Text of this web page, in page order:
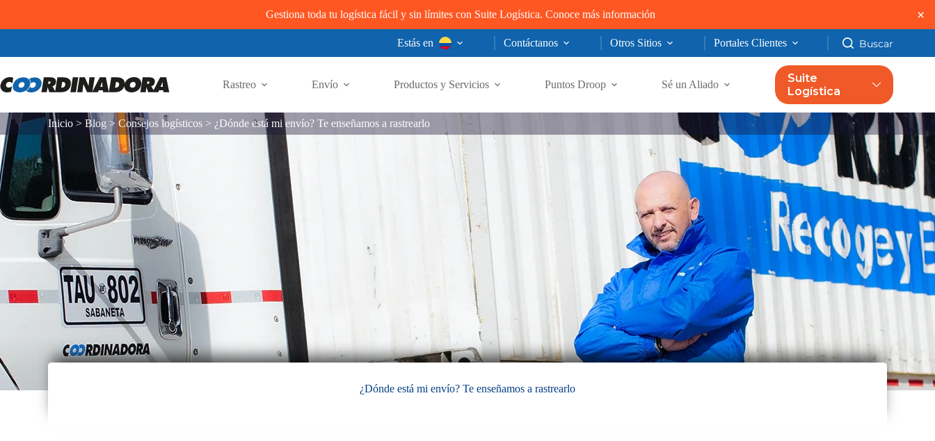
Gestiona toda tu logística fácil y sin límites con Suite Logística. Conoce más información ×
Estás en Contáctanos Otros Sitios Portales Clientes
Rastreo Envío Productos y Servicios Puntos Droop Sé un Aliado
Suite
Logística
Inicio > Blog >Consejos logísticos > ¿Dónde está mi envío? Te enseñamos a rastrearlo
¿Dónde está mi envío? Te enseñamos a rastrearlo